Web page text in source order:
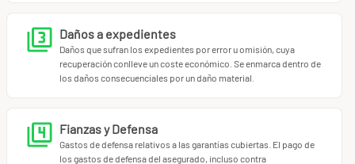
Daños a expedientes
Daños que sufran los expedientes por error u omisión, cuya
recuperación conlleve un coste económico. Se enmarca dentro de
los daños consecuenciales por un daño material.
Fianzas y Defensa
Gastos de defensa relativos a las garantías cubiertas. El pago de
los gastos de defensa del asegurado, incluso contra